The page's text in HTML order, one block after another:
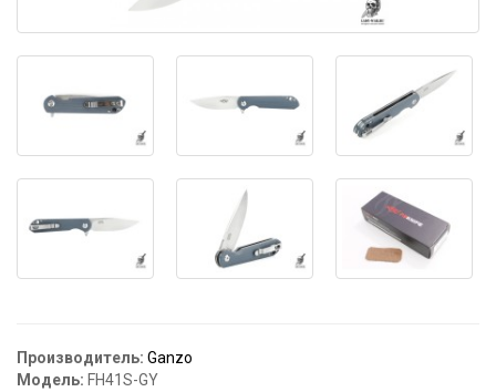
Производитель: Ganzo
Модель: FH41S-GY